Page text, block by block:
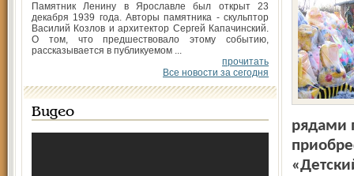
Памятник Ленину в Ярославле был открыт 23
декабря 1939 года. Авторы памятника - скульптор
Василий Козлов и архитектор Сергей Капачинский.
О том, что предшествовало этому событию,
рассказывается в публикуемом ...
прочитать
Все новости за сегодня
Видео
рядами